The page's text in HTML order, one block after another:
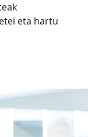
eta hartu